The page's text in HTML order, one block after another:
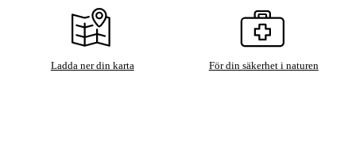
Ladda ner din karta För din säkerhet i naturen